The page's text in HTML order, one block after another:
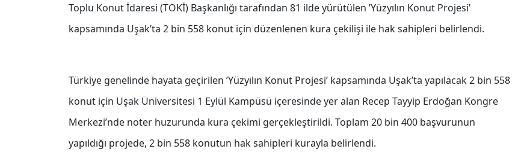
Toplu Konut İdaresi (TOKİ) Başkanlığı tarafından 81 ilde yürütülen ’Yüzyılın Konut Projesi’
kapsamında Uşak’ta 2 bin 558 konut için düzenlenen kura çekilişi ile hak sahipleri belirlendi.
Türkiye genelinde hayata geçirilen ’Yüzyılın Konut Projesi’ kapsamında Uşak’ta yapılacak 2 bin 558
konut için Uşak Üniversitesi 1 Eylül Kampüsü içeresinde yer alan Recep Tayyip Erdoğan Kongre
Merkezi’nde noter huzurunda kura çekimi gerçekleştirildi. Toplam 20 bin 400 başvurunun
yapıldığı projede, 2 bin 558 konutun hak sahipleri kurayla belirlendi.